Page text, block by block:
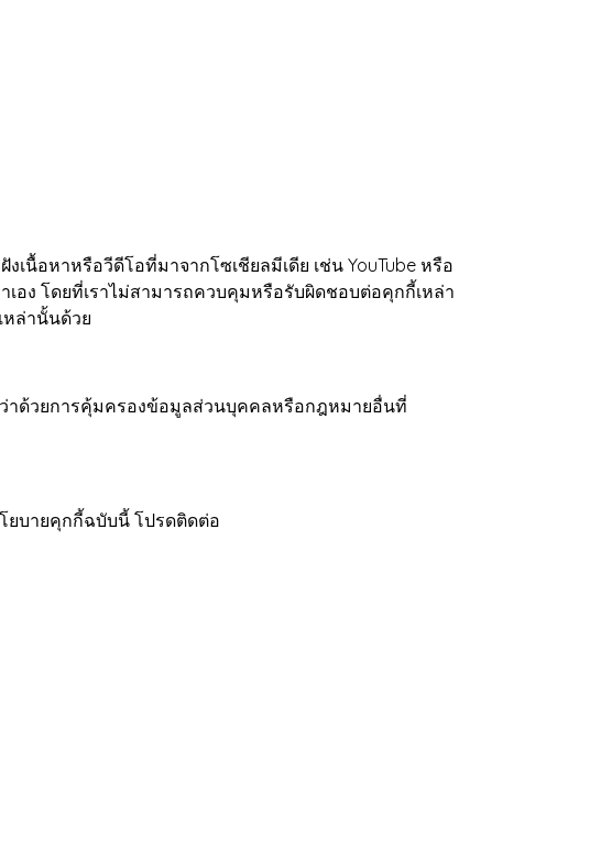
เนื้อหาหรือวีดีโอที่มาจากโซเชียลมีเดีย เช่น YouTube หรือ
อง โดยที่เราไม่สามารถควบคุมหรือรับผิดชอบต่อคุกกี้เหล่า
ล่านั้นด้วย
าด้วยการคุ้มครองข้อมูลส่วนบุคคลหรือกฎหมายอื่นที่
ยบายคุกกี้ฉบับนี้ โปรดติดต่อ